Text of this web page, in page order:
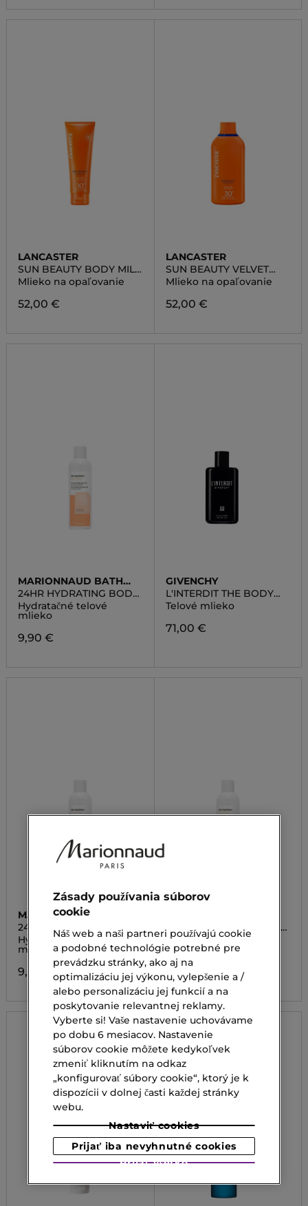
LANCASTER
SUN BEAUTY BODY MILK
SPF30
Mlieko na opaľovanie
52,00 €
LANCASTER
SUN BEAUTY VELVET
MILK SPF30
Mlieko na opaľovanie
52,00 €
MARIONNAUD BATH
LINE
24HR HYDRATING BODY
MILK ENERGIZING
Hydratačné telové
mlieko
9,90 €
GIVENCHY
L'INTERDIT THE BODY
MILK
Telové mlieko
71,00 €
MARIONNAUD BATH
LINE
24HR HYDRATING BODY
MILK CHERISHING
Hydratačné telové
mlieko
9,90 €
24HR HYDRATING BODY
MILK ESCAPING
Hydratačné telové
mlieko
9,90 €
Zásady používania súborov
cookie
Náš web a naši partneri používajú cookie
a podobné technológie potrebné pre
prevádzku stránky, ako aj na
optimalizáciu jej výkonu, vylepšenie a /
alebo personalizáciu jej funkcií a na
poskytovanie relevantnej reklamy.
Vyberte si! Vaše nastavenie uchovávame
po dobu 6 mesiacov. Nastavenie
súborov cookie môžete kedykoľvek
zmeniť kliknutím na odkaz
„konfigurovať súbory cookie“, ktorý je k
dispozícii v dolnej časti každej stránky
webu.
Nastaviť cookies
Prijať iba nevyhnutné cookies
Prijať všetko